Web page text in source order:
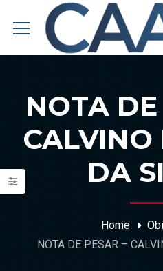
NOTA
CALVINO
DA
Home
NOTA DE PESAR –